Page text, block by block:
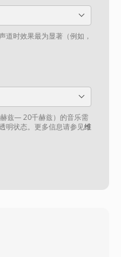
道时效果最为显著（例如，
兹— 20千赫兹）的音乐需
明状态。更多信息请参见维